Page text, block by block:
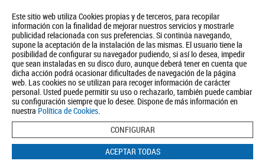
Este sitio web utiliza Cookies propias y de terceros, para recopilar
información con la finalidad de mejorar nuestros servicios y mostrarle
publicidad relacionada con sus preferencias. Si continúa navegando,
supone la aceptación de la instalación de las mismas. El usuario tiene la
posibilidad de configurar su navegador pudiendo, si así lo desea, impedir
que sean instaladas en su disco duro, aunque deberá tener en cuenta que
dicha acción podrá ocasionar dificultades de navegación de la página
web. Las cookies no se utilizan para recoger información de carácter
personal. Usted puede permitir su uso o rechazarlo, también puede cambiar
su configuración siempre que lo desee. Dispone de más información en
nuestra Política de Cookies.
CONFIGURAR
ACEPTAR TODAS
Quiénes somos Turismo Política de Privacidad Aviso Legal
Política de Cookies
BUSCAR